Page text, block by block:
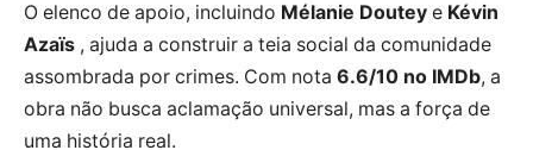
O elenco de apoio, incluindo Mélanie Doutey e Kévin
Azaïs , ajuda a construir a teia social da comunidade
assombrada por crimes. Com nota 6.6/10 no IMDb, a
obra não busca aclamação universal, mas a força de
uma história real.